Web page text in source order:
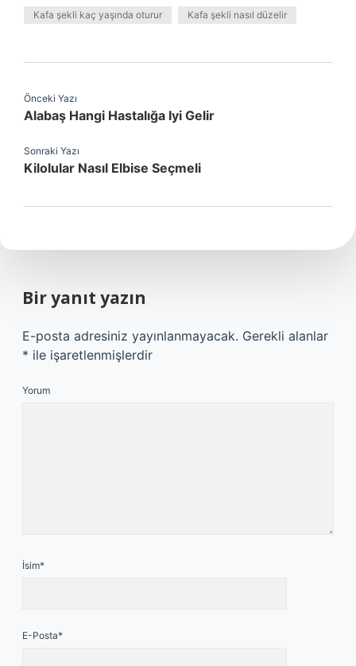
Kafa şekli kaç yaşında oturur Kafa şekli nasıl düzelir
Önceki Yazı
Alabaş Hangi Hastalığa Iyi Gelir
Sonraki Yazı
Kilolular Nasıl Elbise Seçmeli
Bir yanıt yazın
E-posta adresiniz yayınlanmayacak. Gerekli alanlar
* ile işaretlenmişlerdir
Yorum
İsim*
E-Posta*